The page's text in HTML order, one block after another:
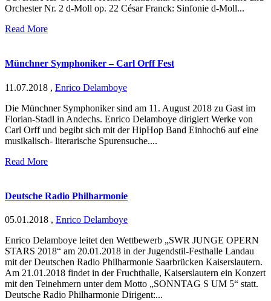
Orchester Nr. 2 d-Moll op. 22 César Franck: Sinfonie d-Moll...
Read More
Münchner Symphoniker – Carl Orff Fest
11.07.2018 , Enrico Delamboye
Die Münchner Symphoniker sind am 11. August 2018 zu Gast im
Florian-Stadl in Andechs. Enrico Delamboye dirigiert Werke von
Carl Orff und begibt sich mit der HipHop Band Einhoch6 auf eine
musikalisch- literarische Spurensuche....
Read More
Deutsche Radio Philharmonie
05.01.2018 , Enrico Delamboye
Enrico Delamboye leitet den Wettbewerb „SWR JUNGE OPERN
STARS 2018“ am 20.01.2018 in der Jugendstil-Festhalle Landau
mit der Deutschen Radio Philharmonie Saarbrücken Kaiserslautern.
Am 21.01.2018 findet in der Fruchthalle, Kaiserslautern ein Konzert
mit den Teinehmern unter dem Motto „SONNTAG S UM 5“ statt.
Deutsche Radio Philharmonie Dirigent:...